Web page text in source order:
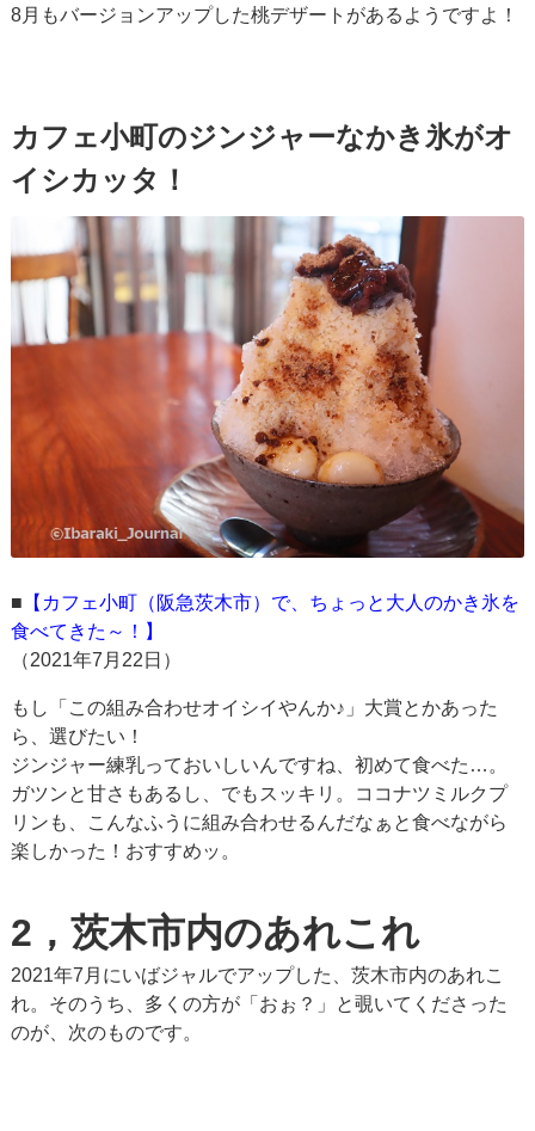
8月もバージョンアップした桃デザートがあるようですよ！
カフェ小町のジンジャーなかき氷がオ
イシカッタ！
■ 【カフェ小町（阪急茨木市）で、ちょっと大人のかき氷を
食べてきた～！】
（2021年7月22日）
もし「この組み合わせオイシイやんか♪」大賞とかあった
ら、選びたい！
ジンジャー練乳っておいしいんですね、初めて食べた…。
ガツンと甘さもあるし、でもスッキリ。ココナツミルクプ
リンも、こんなふうに組み合わせるんだなぁと食べながら
楽しかった！おすすめッ。
2，茨木市内のあれこれ
2021年7月にいばジャルでアップした、茨木市内のあれこ
れ。そのうち、多くの方が「おぉ？」と覗いてくださった
のが、次のものです。